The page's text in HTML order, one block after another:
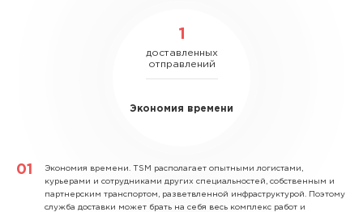
1
доставленных
отправлений
Экономия времени
Экономия времени. TSM располагает опытными логистами,
курьерами и сотрудниками других специальностей, собственным и
партнерским транспортом, разветвленной инфраструктурой. Поэтому
служба доставки может брать на себя весь комплекс работ и